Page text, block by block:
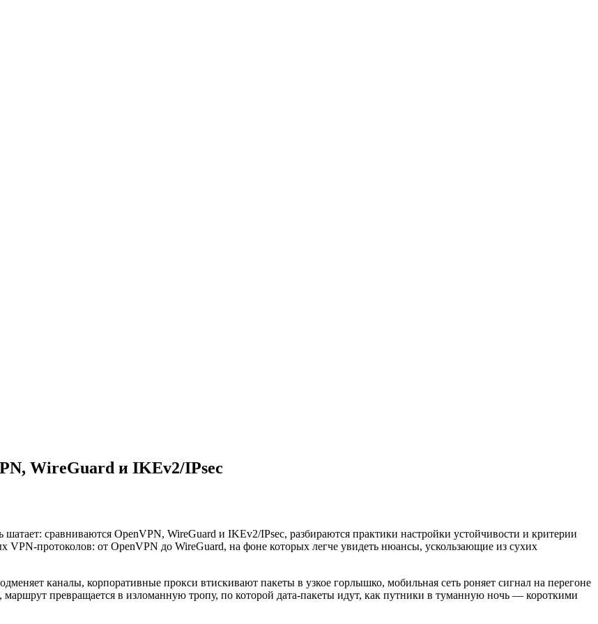
WireGuard и IKEv2/IPsec
шатает: сравниваются OpenVPN, WireGuard и IKEv2/IPsec, разбираются практики настройки устойчивости и критерии
протоколов: от OpenVPN до WireGuard, на фоне которых легче увидеть нюансы, ускользающие из сухих
каналы, корпоративные прокси втискивают пакеты в узкое горлышко, мобильная сеть роняет сигнал на перегоне
превращается в изломанную тропу, по которой дата‑пакеты идут, как путники в туманную ночь — короткими